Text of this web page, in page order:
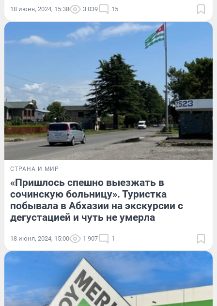
18 июня, 2024, 15:38 3 039 15
СТРАНА И МИР
«Пришлось спешно выезжать в
сочинскую больницу». Туристка
побывала в Абхазии на экскурсии с
дегустацией и чуть не умерла
18 июня, 2024, 15:00 1 907 1